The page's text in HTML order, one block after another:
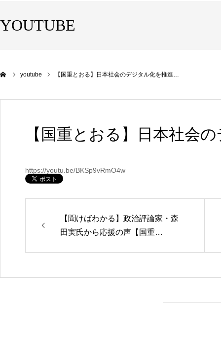
YOUTUBE
youtube 【国重とおる】日本社会のデジタル化を推進…
【国重とおる】日本社会
https://youtu.be/BKSp9vRmO4w
【聞けばわかる】政治評論家・森
田実氏から応援の声【国重…